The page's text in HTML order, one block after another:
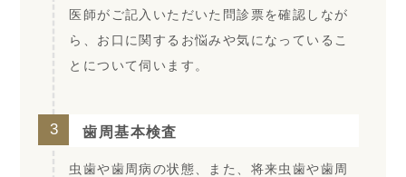
医師がご記入いただいた問診票を確認しなが
ら、お口に関するお悩みや気になっているこ
とについて伺います。
3 歯周基本検査
虫歯や歯周病の状態、また、将来虫歯や歯周